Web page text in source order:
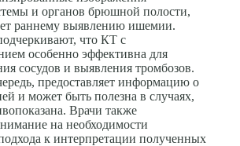
и органов брюшной полости,
раннему выявлению ишемии.
что КТ с
особенно эффективна для
сосудов и выявления тромбозов.
предоставляет информацию о
и может быть полезна в случаях,
Врачи также
на необходимости
к интерпретации полученных